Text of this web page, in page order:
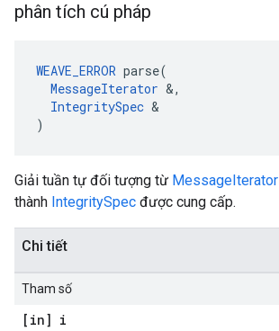
phân tích cú pháp
WEAVE_ERROR parse(
MessageIterator &,
IntegritySpec &
)
Giải tuần tự đối tượng từ MessageIterator
thành IntegritySpec được cung cấp.
Chi tiết
Tham số
[in] i